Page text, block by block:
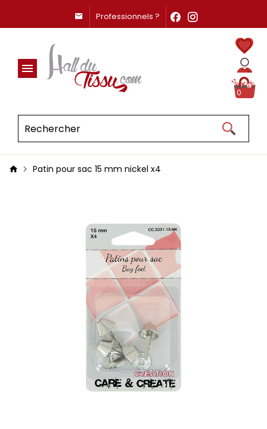
Professionnels ?
0
Patin pour sac 15 mm nickel x4